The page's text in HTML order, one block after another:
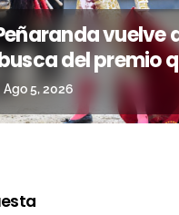
vuelve
del premio
junio
Ago 5, 2026